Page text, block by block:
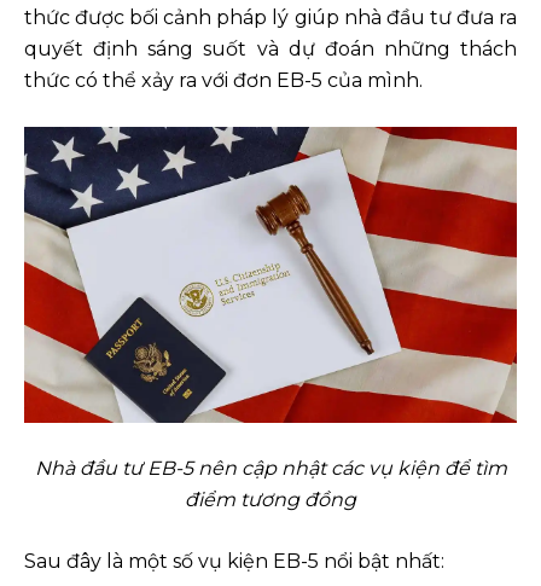
thức được bối cảnh pháp lý giúp nhà đầu tư đưa ra
quyết định sáng suốt và dự đoán những thách
thức có thể xảy ra với đơn EB-5 của mình.
Nhà đầu tư EB-5 nên cập nhật các vụ kiện để tìm
điểm tương đồng
Sau đây là một số vụ kiện EB-5 nổi bật nhất: